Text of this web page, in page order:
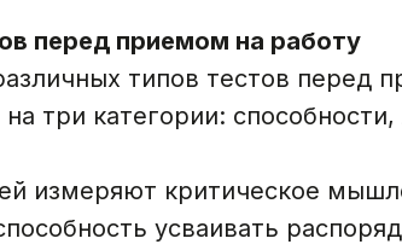
перед приемом на работу
типов тестов перед
три категории:
измеряют критическое
усваивать